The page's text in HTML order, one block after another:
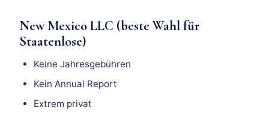
New Mexico LLC (beste Wahl für
Staatenlose)
Keine Jahresgebühren
Kein Annual Report
Extrem privat